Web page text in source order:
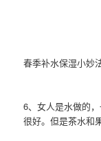
春季补水保湿小妙
6、女人是水做的
很好。但是茶水和